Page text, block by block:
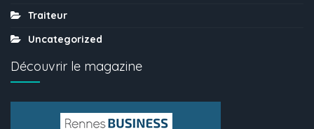
Traiteur
Uncategorized
Découvrir le magazine